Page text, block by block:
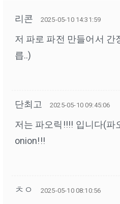
리콘 2025-05-10 14:31:59
저 파로 파전 만들어서 간
릅..)
단최고 2025-05-10 09:45:06
저는 파오릭!!!! 입니다(파
onion!!!
ㅊㅇ 2025-05-10 08:10:56